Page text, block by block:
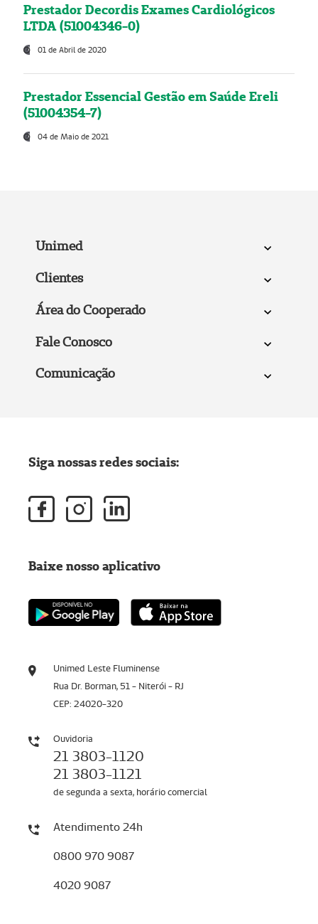
Prestador Decordis Exames Cardiológicos
LTDA (51004346-0)
01 de Abril de 2020
Prestador Essencial Gestão em Saúde Ereli
(51004354-7)
04 de Maio de 2021
Unimed
Clientes
Área do Cooperado
Fale Conosco
Comunicação
Unimed Leste Fluminense
Rua Dr. Borman, 51 - Niterói - RJ
CEP: 24020-320
Ouvidoria
21 3803-1120
21 3803-1121
de segunda a sexta, horário comercial
Atendimento 24h
0800 970 9087
4020 9087
Siga nossas redes sociais:
Baixe nosso aplicativo